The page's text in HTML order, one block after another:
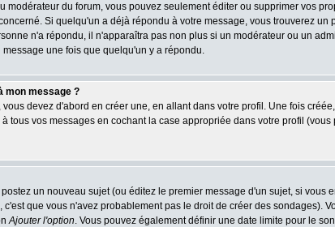
modérateur du forum, vous pouvez seulement éditer ou supprimer vos
Si quelqu'un a déjà répondu à votre message, vous trouverez
n'a répondu, il n'apparaîtra pas non plus si un modérateur ou un
une fois que quelqu'un y a répondu.
mon message ?
devez d'abord en créer une, en allant dans votre profil. Une fois
tous vos messages en cochant la case appropriée dans votre profil
un nouveau sujet (ou éditez le premier message d'un sujet, si
que vous n'avez probablement pas le droit de créer des sondages).
Ajouter l'option. Vous pouvez également définir une date limite pour le